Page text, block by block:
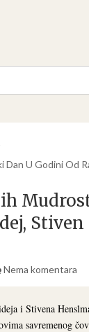
U Godini Od
Nema komentara
i Stivena
savremenog